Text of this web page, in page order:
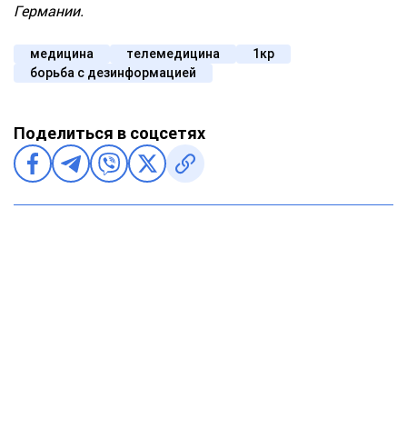
Германии.
медицина телемедицина
1кр
борьба с дезинформацией
Поделиться в соцсетях